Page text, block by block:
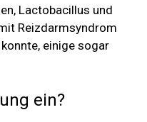
Lactobacillus und
Reizdarmsyndrom
einige sogar
ein?